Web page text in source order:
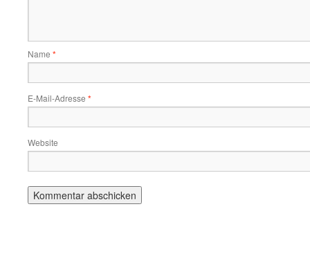
Name *
E-Mail-Adresse *
Website